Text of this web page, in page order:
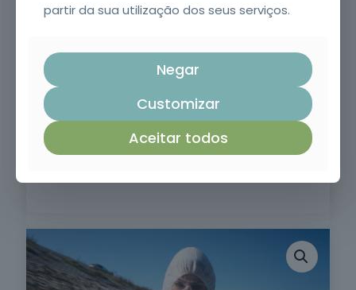
partir da sua utilização dos seus serviços.
Negar
Customizar
Aceitar todos